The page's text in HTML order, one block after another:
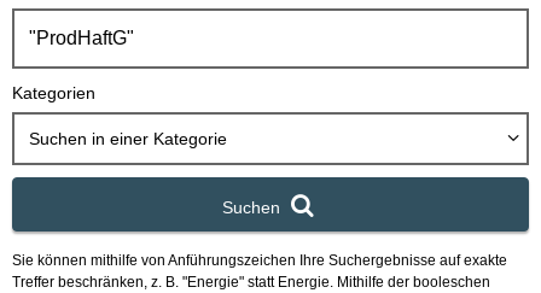
h
o
Kategorien
Suchen in einer Kategorie
Suchen
Sie können mithilfe von Anführungszeichen Ihre Suchergebnisse auf exakte
Treffer beschränken, z. B. "Energie" statt Energie. Mithilfe der booleschen